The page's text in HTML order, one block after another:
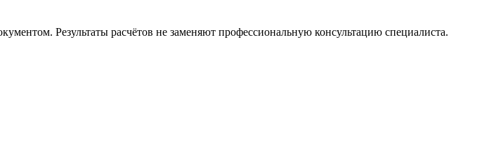
Результаты расчётов не заменяют профессиональную консультацию специалиста.